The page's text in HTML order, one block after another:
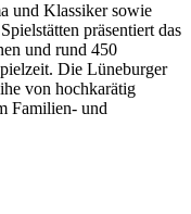
und Klassiker sowie
präsentiert das
und rund 450
Die Lüneburger
von hochkarätig
Familien- und